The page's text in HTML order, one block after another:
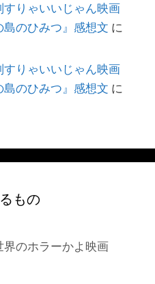
りゃいいじゃん映画
のひみつ』感想文 に
りゃいいじゃん映画
のひみつ』感想文 に
もの
のホラーかよ映画